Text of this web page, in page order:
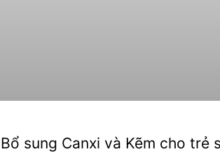
Bổ sung Canxi và Kẽm cho trẻ